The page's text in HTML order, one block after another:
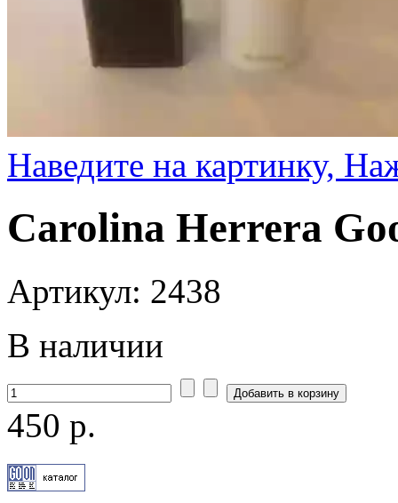
Наведите на картинку,
Carolina Herrera
Артикул: 2438
В наличии
450 р.